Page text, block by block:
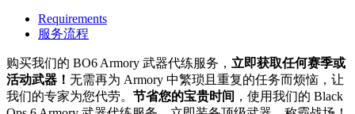
Requirements
服务流程
购买我们的 BO6 Armory 武器代练服务， 立即获取任何赛季或
活动武器！ 无需再为 Armory 中繁琐且重复的任务而烦恼，让
我们的专家为您代劳。 节省您的宝贵时间
，使用我们的 Black